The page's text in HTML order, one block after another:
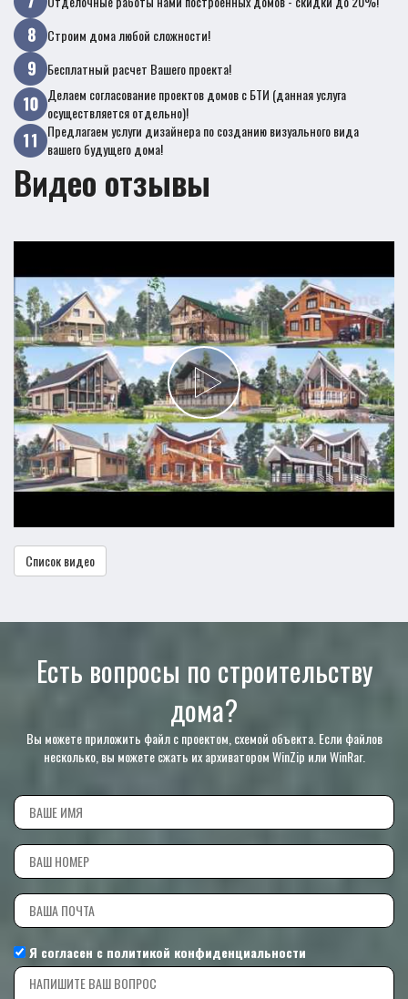
Строим дома любой сложности!
Бесплатный расчет Вашего проекта!
Делаем согласование проектов домов с БТИ (данная услуга
осуществляется отдельно)!
Предлагаем услуги дизайнера по созданию визуального вида
вашего будущего дома!
Видео отзывы
Список видео
Есть вопросы по строительству
дома?
Вы можете приложить файл с проектом, схемой объекта. Если файлов
несколько, вы можете сжать их архиватором WinZip или WinRar.
Я согласен с политикой конфиденциальности